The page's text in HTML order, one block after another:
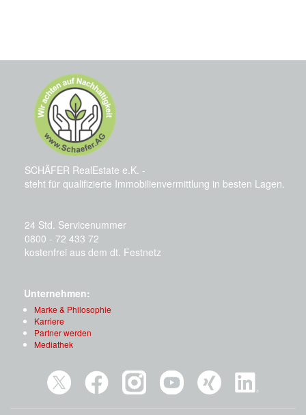
SCHÄFER RealEstate e.K. -
steht für qualifizierte Immobilienvermittlung in besten Lagen.
24 Std. Servicenummer
0800 - 72 433 72
kostenfrei aus dem dt. Festnetz
Unternehmen:
Marke & Philosophie
Karriere
Partner werden
Mediathek